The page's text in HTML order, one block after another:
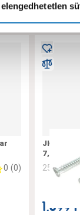
0 (0)
JKH
7,5x182
256221
1.699